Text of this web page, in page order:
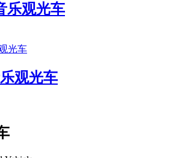
乐观光车
观光车